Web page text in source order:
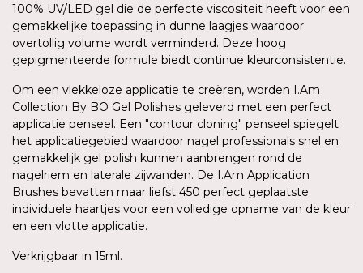
100% UV/LED gel die de perfecte viscositeit heeft voor een
gemakkelijke toepassing in dunne laagjes waardoor
overtollig volume wordt verminderd. Deze hoog
gepigmenteerde formule biedt continue kleurconsistentie.
Om een vlekkeloze applicatie te creëren, worden I.Am
Collection By BO Gel Polishes geleverd met een perfect
applicatie penseel. Een "contour cloning" penseel spiegelt
het applicatiegebied waardoor nagel professionals snel en
gemakkelijk gel polish kunnen aanbrengen rond de
nagelriem en laterale zijwanden. De I.Am Application
Brushes bevatten maar liefst 450 perfect geplaatste
individuele haartjes voor een volledige opname van de kleur
en een vlotte applicatie.
Verkrijgbaar in 15ml.